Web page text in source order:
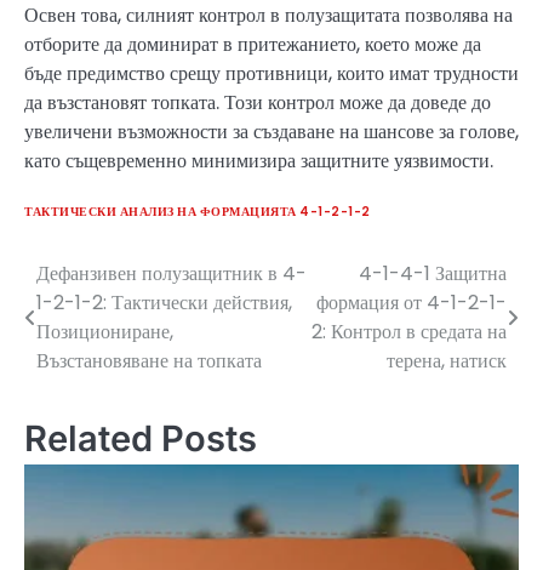
Освен това, силният контрол в полузащитата позволява на
отборите да доминират в притежанието, което може да
бъде предимство срещу противници, които имат трудности
да възстановят топката. Този контрол може да доведе до
увеличени възможности за създаване на шансове за голове,
като същевременно минимизира защитните уязвимости.
ТАКТИЧЕСКИ АНАЛИЗ НА ФОРМАЦИЯТА 4-1-2-1-2
Post
navigation
Дефанзивен полузащитник в 4-
1-2-1-2: Тактически действия,
Позициониране,
Възстановяване на топката
4-1-4-1 Защитна
формация от 4-1-2-1-
2: Контрол в средата на
терена, натиск
Related Posts